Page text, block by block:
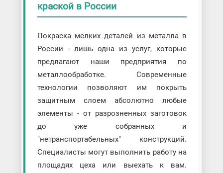
краской в России
Покраска мелких деталей из металла в
России - лишь одна из услуг, которые
предлагают наши предприятия по
металлообработке. Современные
технологии позволяют им покрыть
защитным слоем абсолютно любые
элементы - от разрозненных заготовок
до уже собранных и
"нетранспортабельных" конструкций.
Специалисты могут выполнить работу на
площадях цеха или выехать к вам.